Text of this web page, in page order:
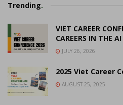
Trending.
VIET CAREER
CAREERS IN THE AI
JULY 26, 2026
2025 Viet Career
AUGUST 25, 2025